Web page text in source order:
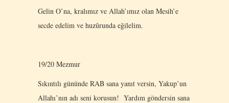
Gelin O’na, kralımız ve Allah’ımız olan Mesih’e
secde edelim ve huzûrunda eğilelim.
19/20 Mezmur
Sıkıntılı gününde RAB sana yanıt versin, Yakup’un
Allahı’nın adı seni korusun! Yardım göndersin sana